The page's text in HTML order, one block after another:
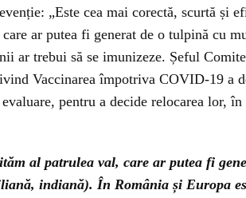
„Este cea mai corectă, scurtă și
ar putea fi generat de o tulpină cu
ar trebui să se imunizeze. Șeful
Vaccinarea împotriva COVID-19 a
pentru a decide relocarea lor,
al patrulea val, care ar putea fi
indiană). În România și Europa